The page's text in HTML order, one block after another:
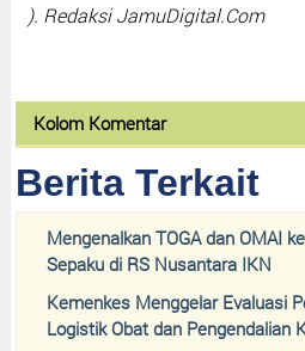
). Redaksi JamuDigital.Com
Kolom Komentar
Berita Terkait
Mengenalkan TOGA dan OMAI
Sepaku di RS Nusantara IKN
Kemenkes Menggelar Evaluasi
Logistik Obat dan Pengendalian